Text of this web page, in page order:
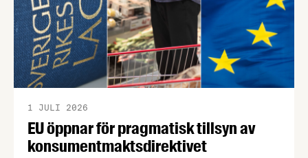
EU öppnar för pragmatisk tillsyn av
konsumentmaktsdirektivet
1 JULI 2026